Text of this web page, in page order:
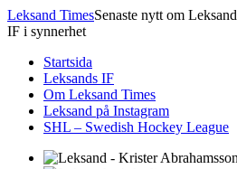
Leksand TimesSenaste nytt om
IF i synnerhet
Startsida
Leksands IF
Om Leksand Times
Leksand på Instagram
SHL – Swedish Hockey League